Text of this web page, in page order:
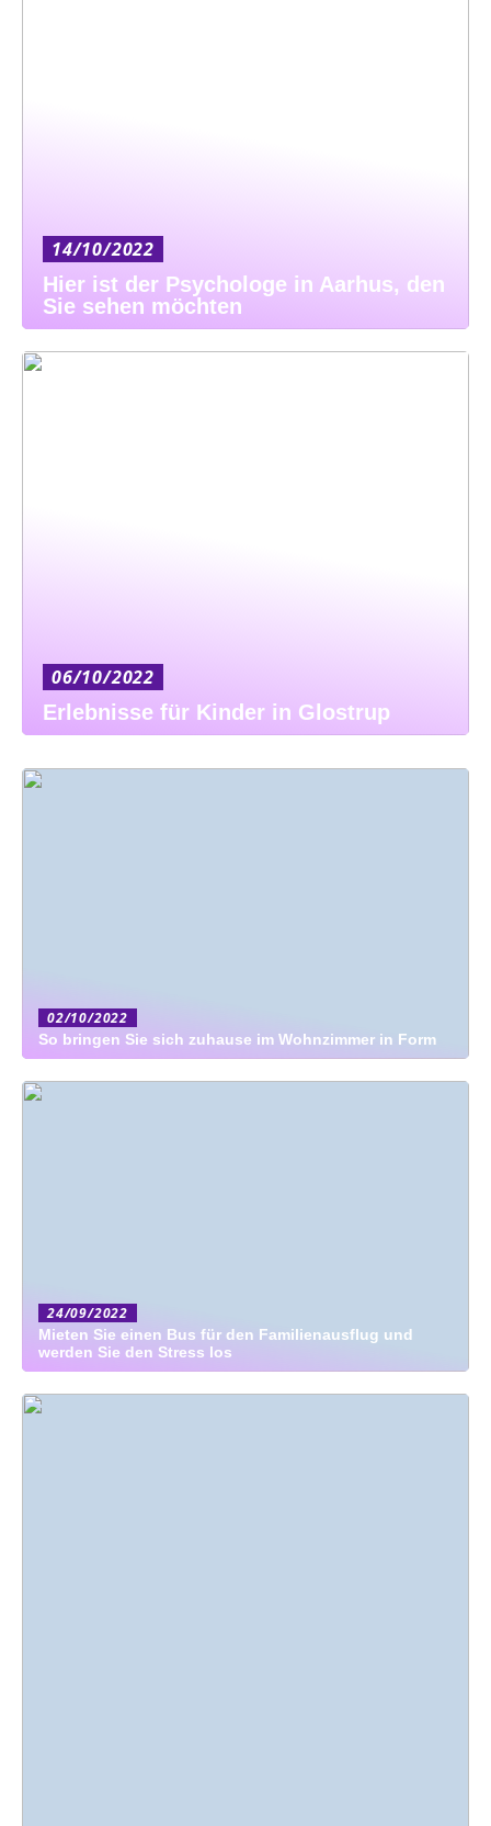
14/10/2022
Hier ist der Psychologe in Aarhus, den
Sie sehen möchten
06/10/2022
Erlebnisse für Kinder in Glostrup
02/10/2022
So bringen Sie sich zuhause im Wohnzimmer in Form
24/09/2022
Mieten Sie einen Bus für den Familienausflug und
werden Sie den Stress los